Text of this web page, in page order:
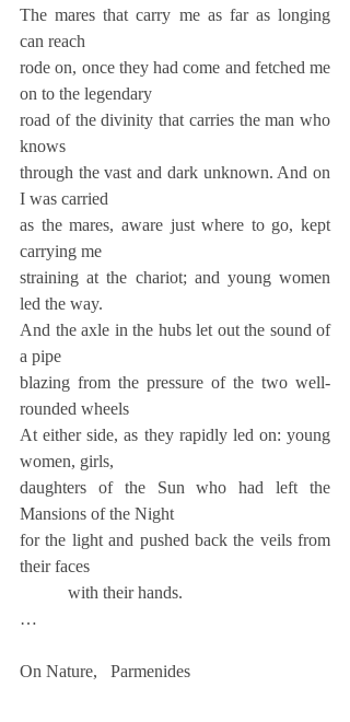
The mares that carry me as far as longing
can reach
rode on, once they had come and fetched me
on to the legendary
road of the divinity that carries the man who
knows
through the vast and dark unknown. And on
I was carried
as the mares, aware just where to go, kept
carrying me
straining at the chariot; and young women
led the way.
And the axle in the hubs let out the sound of
a pipe
blazing from the pressure of the two well-
rounded wheels
At either side, as they rapidly led on: young
women, girls,
daughters of the Sun who had left the
Mansions of the Night
for the light and pushed back the veils from
their faces
           with their hands.
…
On Nature,   Parmenides